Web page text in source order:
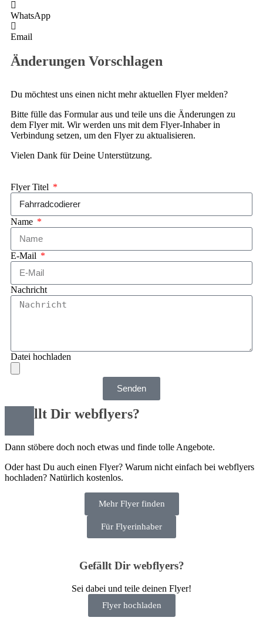
WhatsApp
Email
Änderungen Vorschlagen
Du möchtest uns einen nicht mehr aktuellen Flyer melden?
Bitte fülle das Formular aus und teile uns die Änderungen zu
dem Flyer mit. Wir werden uns mit dem Flyer-Inhaber in
Verbindung setzen, um den Flyer zu aktualisieren.
Vielen Dank für Deine Unterstützung.
Flyer Titel
Name
E-Mail
Nachricht
Datei hochladen
Senden
Gefällt Dir webflyers?
Dann stöbere doch noch etwas und finde tolle Angebote.
Oder hast Du auch einen Flyer? Warum nicht einfach bei webflyers
hochladen? Natürlich kostenlos.
Mehr Flyer finden
Für Flyerinhaber
Gefällt Dir webflyers?
Sei dabei und teile deinen Flyer!
Flyer hochladen